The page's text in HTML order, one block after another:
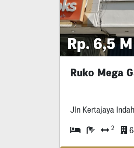
Rp. 6,5 M
Ruko Mega
Jln Kertajaya
2